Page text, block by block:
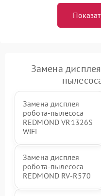
Замена
Замена дисплея
робота-пылесоса
REDMOND VR1326S
WiFi
Замена дисплея
робота-пылесоса
REDMOND RV-R570